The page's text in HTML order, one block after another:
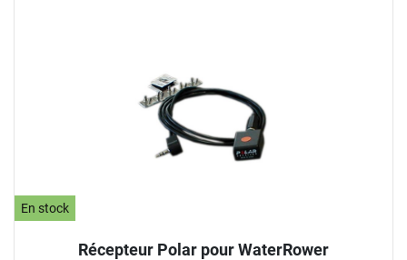
En stock
Récepteur Polar pour WaterRower